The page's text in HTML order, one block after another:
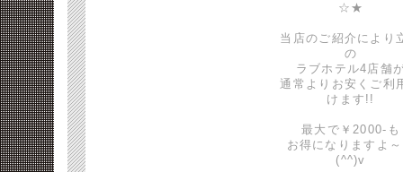
☆★
当店のご紹介により
の
ラブホテル4店舗
通常よりお安くご利
けます!!
最大で￥2000-も
お得になりますよ
(^^)v